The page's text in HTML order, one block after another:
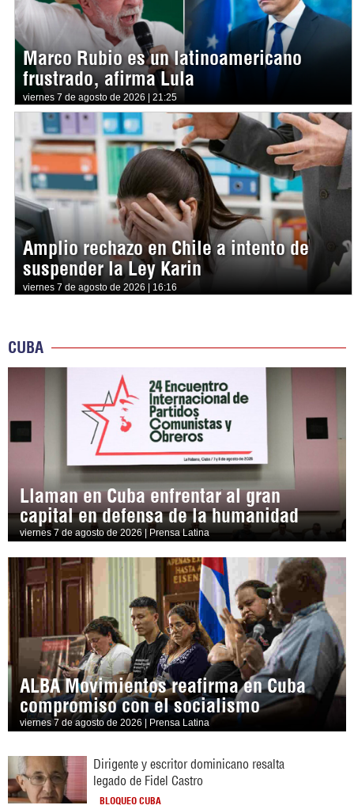
Marco Rubio es un latinoamericano
frustrado, afirma Lula
viernes 7 de agosto de 2026 | 21:25
Amplio rechazo en Chile a intento de
suspender la Ley Karin
viernes 7 de agosto de 2026 | 16:16
CUBA
Llaman en Cuba enfrentar al gran
capital en defensa de la humanidad
viernes 7 de agosto de 2026 | Prensa Latina
ALBA Movimientos reafirma en Cuba
compromiso con el socialismo
viernes 7 de agosto de 2026 | Prensa Latina
Dirigente y escritor dominicano resalta
legado de Fidel Castro
BLOQUEO CUBA